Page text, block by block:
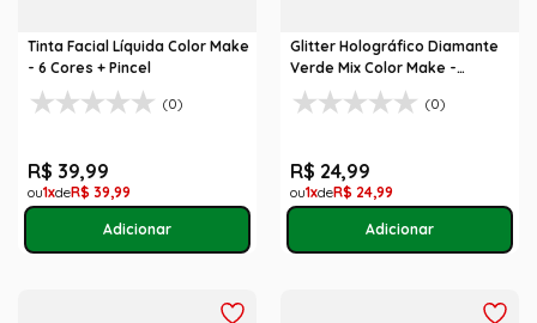
Tinta Facial Líquida Color Make
- 6 Cores + Pincel
(0)
R$ 39,99
1 R$ 39,99
Glitter Holográfico Diamante
Verde Mix Color Make -
Maquiagem Carnaval
(0)
R$ 24,99
1 R$ 24,99